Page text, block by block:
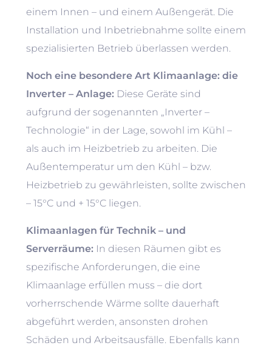
einem Innen – und einem Außengerät. Die
Installation und Inbetriebnahme sollte einem
spezialisierten Betrieb überlassen werden.
Noch eine besondere Art Klimaanlage: die
Inverter – Anlage:Diese Geräte sind
aufgrund der sogenannten „Inverter –
Technologie“ in der Lage, sowohl im Kühl –
als auch im Heizbetrieb zu arbeiten. Die
Außentemperatur um den Kühl – bzw.
Heizbetrieb zu gewährleisten, sollte zwischen
– 15°C und + 15°C liegen.
Klimaanlagen für Technik – und
Serverräume:In diesen Räumen gibt es
spezifische Anforderungen, die eine
Klimaanlage erfüllen muss – die dort
vorherrschende Wärme sollte dauerhaft
abgeführt werden, ansonsten drohen
Schäden und Arbeitsausfälle. Ebenfalls kann